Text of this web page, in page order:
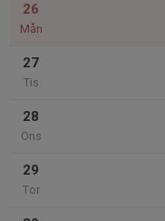
26
Mån
27
Tis
28
Ons
29
Tor